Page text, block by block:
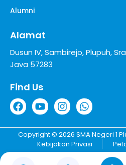
Alumni
Alamat
Dusun IV, Sambirejo, Plupuh,
Java 57283
Find Us
Copyright © 2026 SMA Negeri 1
Kebijakan Privasi